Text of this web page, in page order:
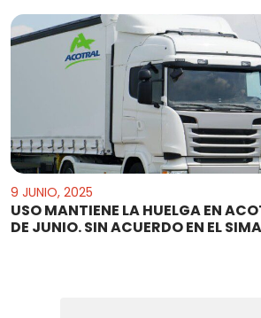
9 JUNIO, 2025
USO MANTIENE LA HUELGA EN
DE JUNIO. SIN ACUERDO EN EL